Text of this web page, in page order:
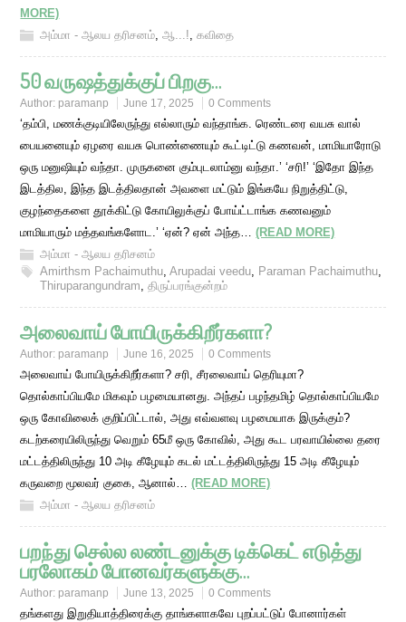
MORE)
அம்மா - ஆலய தரிசனம்,ஆ...!,கவிதை
50 வருஷத்துக்குப் பிறகு…
Author: paramanp June 17, 2025 0 Comments
‘தம்பி, மணக்குடியிலேருந்து எல்லாரும் வந்தாங்க. ரெண்டரை வயசு வால்
பையனையும் ஏழரை வயசு பொண்ணையும் கூட்டிட்டு கணவன், மாமியாரோடு
ஒரு மனுஷியும் வந்தா. முருகனை கும்புடலாம்னு வந்தா.’ ‘சரி!’ ‘இதோ இந்த
இடத்தில, இந்த இடத்திலதான் அவளை மட்டும் இங்கயே நிறுத்திட்டு,
குழந்தைகளை தூக்கிட்டு கோயிலுக்குப் போய்ட்டாங்க கணவனும்
மாமியாரும் மத்தவங்களோட.’ ‘ஏன்? ஏன் அந்த…(READ MORE)
அம்மா - ஆலய தரிசனம்
Amirthsm Pachaimuthu,Arupadai veedu, Paraman Pachaimuthu,
Thiruparangundram,திருப்பரங்குன்றம்
அலைவாய் போயிருக்கிறீர்களா?
Author: paramanp June 16, 2025 0 Comments
அலைவாய் போயிருக்கிறீர்களா? சரி, சீரலைவாய் தெரியுமா?
தொல்காப்பியமே மிகவும் பழமையானது. அந்தப் பழந்தமிழ் தொல்காப்பியமே
ஒரு கோவிலைக் குறிப்பிட்டால், அது எவ்வளவு பழமையாக இருக்கும்?
கடற்கரையிலிருந்து வெறும் 65மீ ஒரு கோவில், அது கூட பரவாயில்லை தரை
மட்டத்திலிருந்து 10 அடி கீழேயும் கடல் மட்டத்திலிருந்து 15 அடி கீழேயும்
கருவறை மூலவர் குகை, ஆனால்…(READ MORE)
அம்மா - ஆலய தரிசனம்
பறந்து செல்ல லண்டனுக்கு டிக்கெட் எடுத்து
பரலோகம் போனவர்களுக்கு…
Author: paramanp June 13, 2025 0 Comments
தங்களது இறுதியாத்திரைக்கு தாங்களாகவே புறப்பட்டுப் போனார்கள்